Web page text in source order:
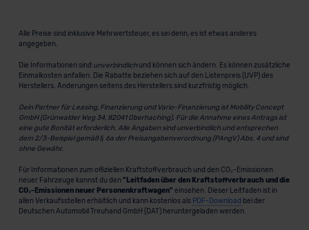
Alle Preise sind inklusive Mehrwertsteuer, es sei denn, es ist etwas anderes
angegeben.
Die Informationen sind unverbindlichund können sich ändern. Es können zusätzliche
Einmalkosten anfallen. Die Rabatte beziehen sich auf den Listenpreis (UVP) des
Herstellers. Änderungen seitens des Herstellers sind kurzfristig möglich.
Dein Partner für Leasing, Finanzierung und Vario-Finanzierung ist Mobility Concept
GmbH (Grünwalder Weg 34, 82041 Oberhaching). Für die Annahme eines Antrags ist
eine gute Bonität erforderlich. Alle Angaben sind unverbindlich und entsprechen
dem 2/3-Beispiel gemäß § 6a der Preisangabenverordnung (PAngV) Abs. 4 und sind
ohne Gewähr.
Für Informationen zum offiziellen Kraftstoffverbrauch und den CO₂-Emissionen
neuer Fahrzeuge kannst du den "Leitfaden über den Kraftstoffverbrauch und die
CO₂-Emissionen neuer Personenkraftwagen" einsehen. Dieser Leitfaden ist in
allen Verkaufsstellen erhältlich und kann kostenlos als PDF-Download bei der
Deutschen Automobil Treuhand GmbH (DAT) heruntergeladen werden.